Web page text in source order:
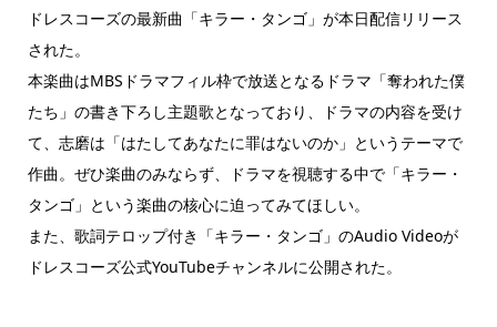
ドレスコーズの最新曲「キラー・タンゴ」が本日配信リリース
された。
本楽曲はMBSドラマフィル枠で放送となるドラマ「奪われた僕
たち」の書き下ろし主題歌となっており、ドラマの内容を受け
て、志磨は「はたしてあなたに罪はないのか」というテーマで
作曲。ぜひ楽曲のみならず、ドラマを視聴する中で「キラー・
タンゴ」という楽曲の核心に迫ってみてほしい。
また、歌詞テロップ付き「キラー・タンゴ」のAudio Videoが
ドレスコーズ公式YouTubeチャンネルに公開された。